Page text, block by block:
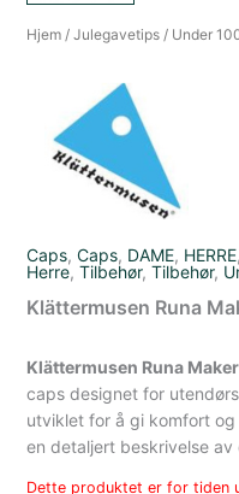
Hjem /Julegavetips / Under
Caps,Caps, DAME, HERRE
Herre,Tilbehør,Tilbehør,
Klättermusen Runa
Klättermusen Runa
caps designet for
utviklet for å gi komfort
en detaljert beskrivelse av
Dette produktet er for tiden